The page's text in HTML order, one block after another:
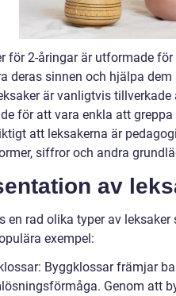
för 2-åringar är utformade
deras sinnen och hjälpa
är vanligtvis
för att vara enkla att
att leksakerna är
siffror och andra
av
en rad olika typer av
exempel:
Byggklossar främjar
Genom att